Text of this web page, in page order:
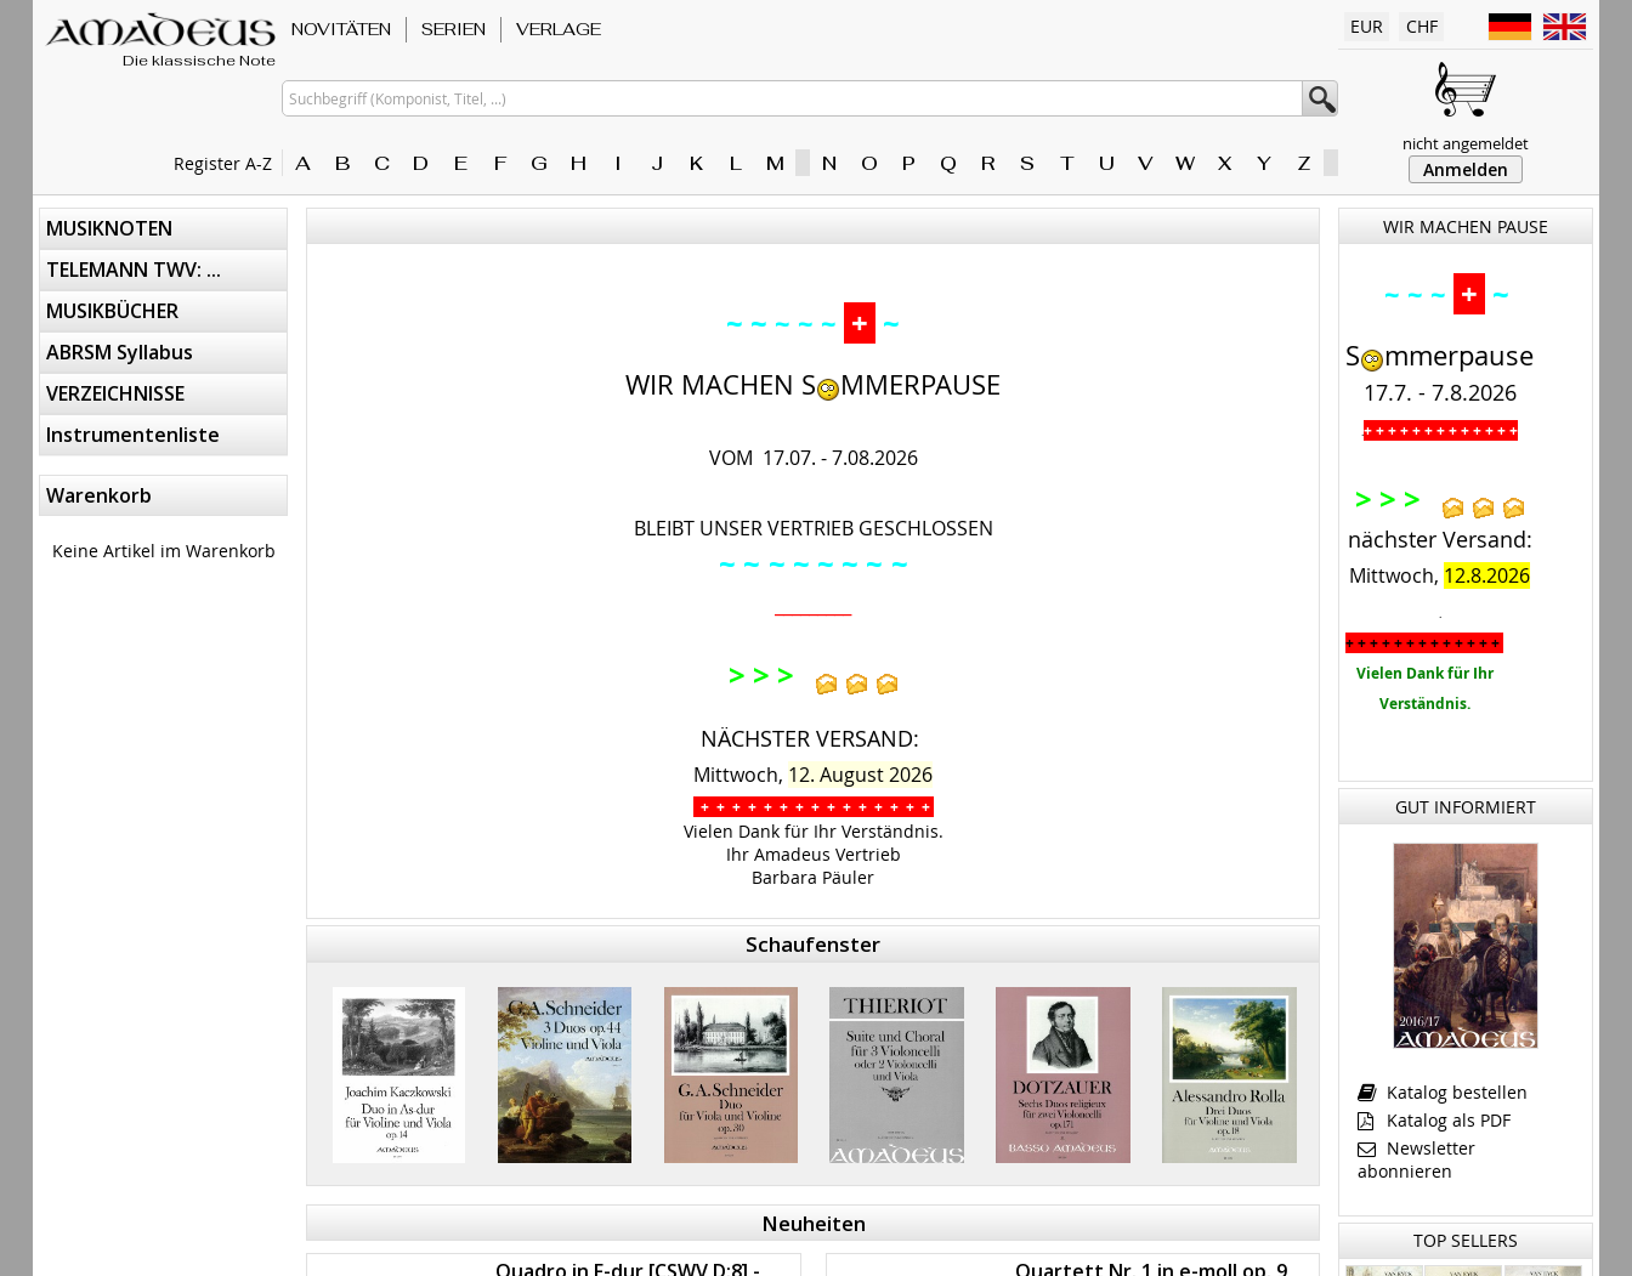
Die klassische Note
Register A-Z
NOVITÄTEN SERIEN VERLAGE
Suchbegriff (Komponist, Titel, ...)
A B C D E F G H I J K L M N O P Q R S T U V W X Y Z
EUR CHF
nicht angemeldet
Anmelden
MUSIKNOTEN
TELEMANN TWV: ...
MUSIKBÜCHER
ABRSM Syllabus
VERZEICHNISSE
Instrumentenliste
Warenkorb
Keine Artikel im Warenkorb
~ ~ ~ ~ ~ + ~
WIR MACHEN S MMERPAUSE
VOM 17.07. - 7.08.2026
BLEIBT UNSER VERTRIEB GESCHLOSSEN
~ ~ ~ ~ ~ ~ ~ ~
> > >
NÄCHSTER VERSAND:
Mittwoch, 12. August 2026
+ + + + + + + + + + + + + + +
Vielen Dank für Ihr Verständnis.
Ihr Amadeus Vertrieb
Barbara Päuler
Schaufenster
Neuheiten
WIR MACHEN PAUSE
~ ~ ~ + ~
S mmerpause
17.7. - 7.8.2026
.+ + + + + + + + + + + + +
> > >
nächster Versand:
Mittwoch, 12.8.2026
.
+ + + + + + + + + + + + +
Vielen Dank für Ihr
Verständnis.
GUT INFORMIERT
Katalog bestellen
Katalog als PDF
Newsletter
abonnieren
TOP SELLERS